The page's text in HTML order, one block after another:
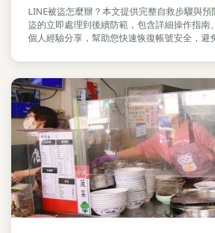
LINE被盜怎麼辦？本文提供完整自救步驟與
盜的立即處理到後續防範，包含詳細操作指南
個人經驗分享，幫助您快速恢復帳號安全，避